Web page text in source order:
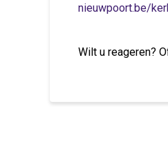
nieuwpoort.be/
Wilt u reageren?